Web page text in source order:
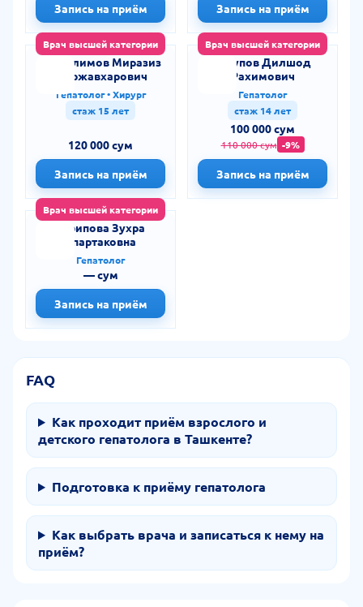
Запись на приём
Запись на приём
Врач высшей категории
Миролимов Миразиз
Миржавхарович
Гепатолог • Хирург
стаж 15 лет
120 000 сум
Запись на приём
Врач высшей категории
Юсупов Дилшод
Рахимович
Гепатолог
стаж 14 лет
100 000 сум
110 000 сум -9%
Запись на приём
Врач высшей категории
Гарипова Зухра
Спартаковна
Гепатолог
— сум
Запись на приём
FAQ
Как проходит приём взрослого и
детского гепатолога в Ташкенте?
Подготовка к приёму гепатолога
Как выбрать врача и записаться к нему на
приём?